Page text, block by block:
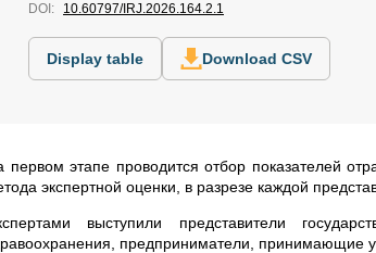
DOI: 10.60797/IRJ.2026.164.2.1
Display table Download CSV
первом этапе проводится отбор показателей
экспертной оценки, в разрезе каждой
выступили представители
предприниматели, принимающие